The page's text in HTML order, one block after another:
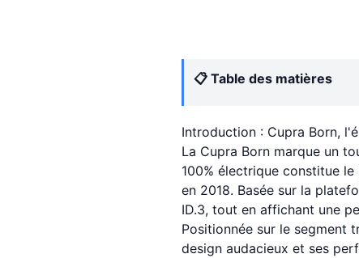
📋 Table des matières
Introduction : Cupra Born,
La Cupra Born marque un
100% électrique constitue
en 2018. Basée sur la
ID.3, tout en affichant une
Positionnée sur le segment
design audacieux et ses